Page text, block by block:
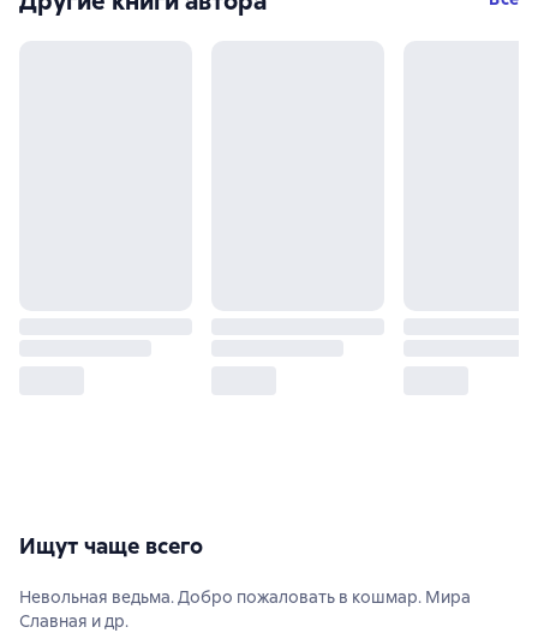
Ищут чаще всего
Невольная ведьма. Добро пожаловать в кошмар. Мира
Славная и др.